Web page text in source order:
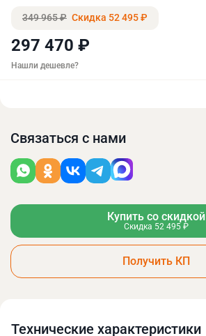
349 965 ₽ Скидка 52 495 ₽
297 470 ₽
Нашли дешевле?
Связаться с нами
Купить со скидкой
Скидка 52 495 ₽
Получить КП
Технические xарактеристики